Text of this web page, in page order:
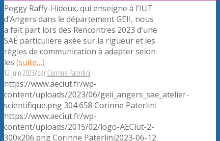
Peggy Raffy-Hideux, qui enseigne à l’IUT
d’Angers dans le département GEII, nous
a fait part lors des Rencontres 2023 d’une
SAÉ particulière axée sur la rigueur et les
règles de communication à adapter selon
les (suite…)
12 juin 2023/parCorinne Paterlini
https://www.aeciut.fr/wp-
content/uploads/2023/06/geii_angers_sae_atelier-
scientifique.png304658 Corinne Paterlini
https://www.aeciut.fr/wp-
content/uploads/2015/02/logo-AECiut-2-
300x206.pngCorinne Paterlini2023-06-12